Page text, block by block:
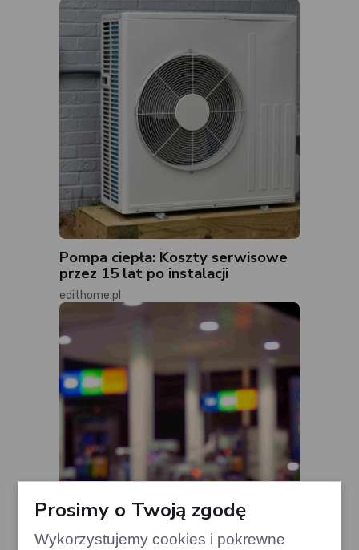
Pompa ciepła: Koszty serwisowe
przez 15 lat po instalacji
edithome.pl
Prosimy o Twoją zgodę
Wykorzystujemy cookies i pokrewne